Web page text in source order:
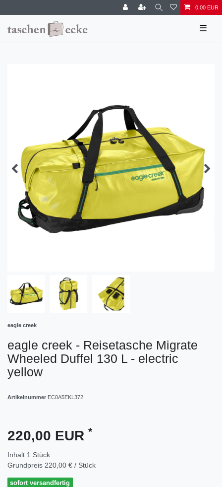
0,00 EUR
☰
eagle creek
eagle creek - Reisetasche Migrate
Wheeled Duffel 130 L - electric
yellow
Artikelnummer EC0A5EKL372
220,00 EUR *
Inhalt 1 Stück
Grundpreis 220,00 € / Stück
sofort versandfertig